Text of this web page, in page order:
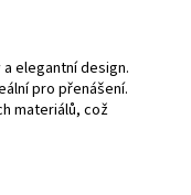
elegantní design.
pro přenášení.
materiálů, což